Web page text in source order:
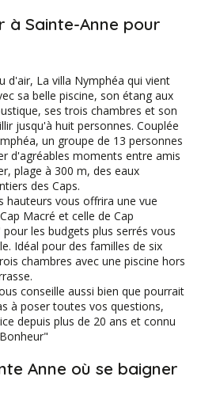
à Sainte-Anne pour
d'air, La villa Nymphéa qui vient
sa belle piscine, son étang aux
ses trois chambres et son
jusqu'à huit personnes. Couplée
un groupe de 13 personnes
d'agréables moments entre amis
plage à 300 m, des eaux
des Caps.
hauteurs vous offrira une vue
Macré et celle de Cap
les budgets plus serrés vous
Idéal pour des familles de six
chambres avec une piscine hors
conseille aussi bien que pourrait
à poser toutes vos questions,
depuis plus de 20 ans et connu
Anne où se baigner